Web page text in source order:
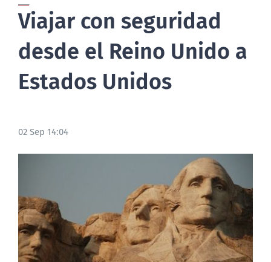
VERIFICAR ESTATUS DE ESTA
VISA TURÍSTICA
BLOG
Viajar con seguridad
desde el Reino Unido a
Estados Unidos
02 Sep 14:04